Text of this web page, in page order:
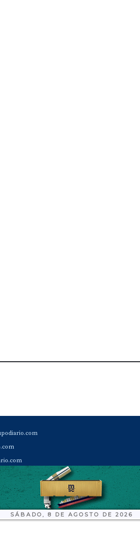
SÁBADO, 8 DE AGOSTO DE 2026
| sas@grupodiario.com
96 330 18 32